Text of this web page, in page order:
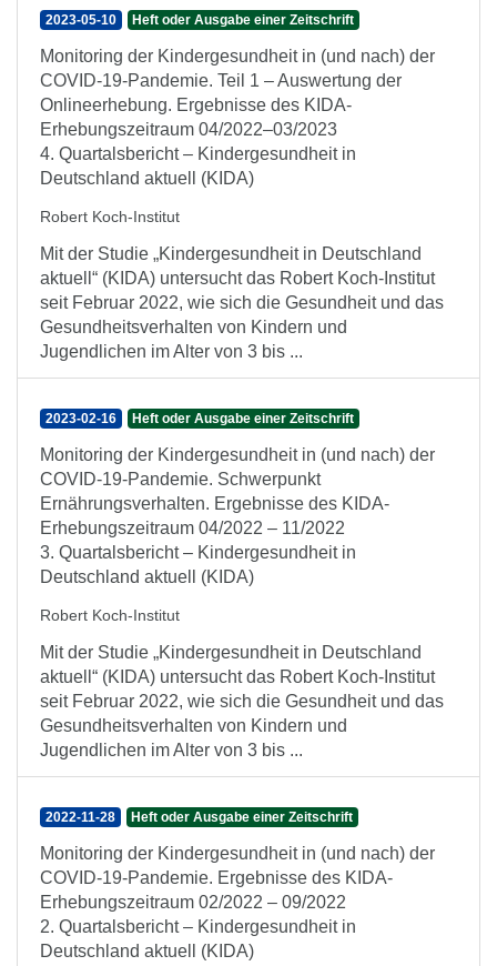
2023-05-10 Heft oder Ausgabe einer Zeitschrift
Monitoring der Kindergesundheit in (und nach) der
COVID-19-Pandemie. Teil 1 – Auswertung der
Onlineerhebung. Ergebnisse des KIDA-
Erhebungszeitraum 04/2022–03/2023
4. Quartalsbericht – Kindergesundheit in
Deutschland aktuell (KIDA)
Robert Koch-Institut
Mit der Studie „Kindergesundheit in Deutschland
aktuell“ (KIDA) untersucht das Robert Koch-Institut
seit Februar 2022, wie sich die Gesundheit und das
Gesundheitsverhalten von Kindern und
Jugendlichen im Alter von 3 bis ...
2023-02-16 Heft oder Ausgabe einer Zeitschrift
Monitoring der Kindergesundheit in (und nach) der
COVID-19-Pandemie. Schwerpunkt
Ernährungsverhalten. Ergebnisse des KIDA-
Erhebungszeitraum 04/2022 – 11/2022
3. Quartalsbericht – Kindergesundheit in
Deutschland aktuell (KIDA)
Robert Koch-Institut
Mit der Studie „Kindergesundheit in Deutschland
aktuell“ (KIDA) untersucht das Robert Koch-Institut
seit Februar 2022, wie sich die Gesundheit und das
Gesundheitsverhalten von Kindern und
Jugendlichen im Alter von 3 bis ...
2022-11-28 Heft oder Ausgabe einer Zeitschrift
Monitoring der Kindergesundheit in (und nach) der
COVID-19-Pandemie. Ergebnisse des KIDA-
Erhebungszeitraum 02/2022 – 09/2022
2. Quartalsbericht – Kindergesundheit in
Deutschland aktuell (KIDA)